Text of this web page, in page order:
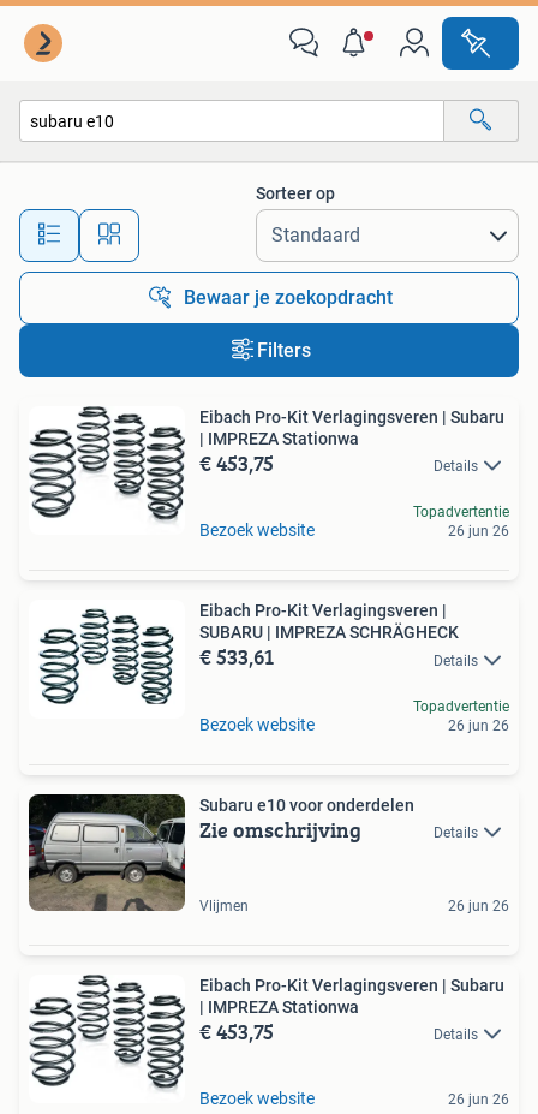
Alle afstanden…
Sorteer op
Bewaar je zoekopdracht
Filters
Eibach Pro-Kit Verlagingsveren | Subaru
| IMPREZA Stationwa
€ 453,75 Details
Bezoek website
Topadvertentie
26 jun 26
Eibach Pro-Kit Verlagingsveren |
SUBARU | IMPREZA SCHRÄGHECK
€ 533,61 Details
Bezoek website
Topadvertentie
26 jun 26
Subaru e10 voor onderdelen
Zie omschrijving Details
Vlijmen 26 jun 26
Eibach Pro-Kit Verlagingsveren | Subaru
| IMPREZA Stationwa
€ 453,75 Details
Bezoek website 26 jun 26